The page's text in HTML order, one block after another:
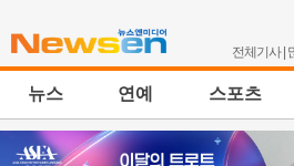
전체기사|
뉴스 연예 스포츠